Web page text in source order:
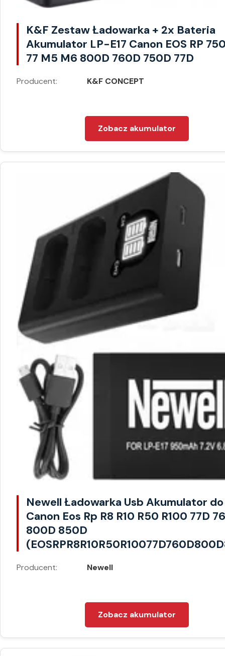
K&F Zestaw Ładowarka + 2x Bateria
Akumulator LP-E17 Canon EOS RP
77 M5 M6 800D 760D 750D 77D
Producent: K&F CONCEPT
Zobacz akumulator
Newell Ładowarka Usb Akumulator do
Canon Eos Rp R8 R10 R50 R100 77D
800D 850D
Producent: Newell
Zobacz akumulator